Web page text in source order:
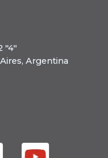
"4"
Argentina